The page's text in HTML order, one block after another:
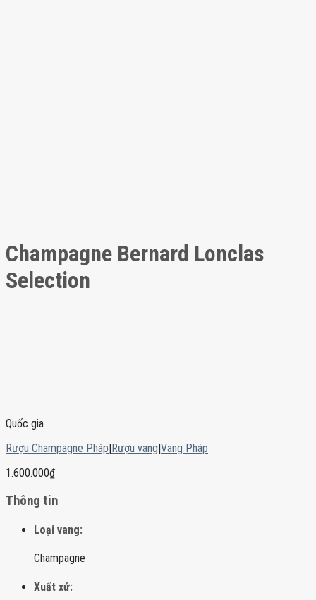
Champagne Bernard Lonclas
Selection
Quốc gia
Rượu Champagne Pháp|Rượu vang|Vang Pháp
1.600.000₫
Thông tin
Loại vang:
Champagne
Xuất xứ: